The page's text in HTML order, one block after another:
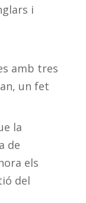
i
amb tres
un fet
la
de
els
del